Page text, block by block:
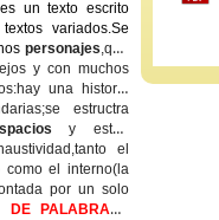
un texto escrito
variados.Se
personajes,que
y con muchos
una historia
estructra
y están
el
como el interno(la
por un solo
DE PALABRAS: